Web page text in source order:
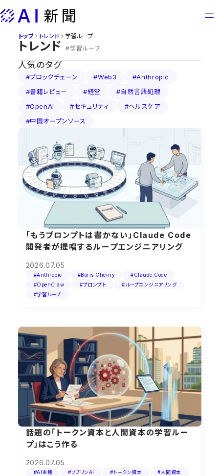
to
トップ トレンド 学習ループ
トレンド #学習ループ
人気のタグ
#ブロックチェーン #Web3
#Anthropic
#書籍レビュー
#経営
#自然言語処理
#OpenAI
#セキュリティ
#ヘルスケア
#中国オープンソース
「もうプロンプトは書かない」Claude Code
開発者が提唱するループエンジニアリング
2026.07.05
#Anthropic #Boris Cherny
#Claude Code
#OpenClaw
#プロンプト
#ループエンジニアリング
#学習ループ
話題の「トークン資本と人間資本の学習ルー
プ」はこう作る
2026.07.05
#AI主権 #ソブリンAI #トークン資本
#人間資本